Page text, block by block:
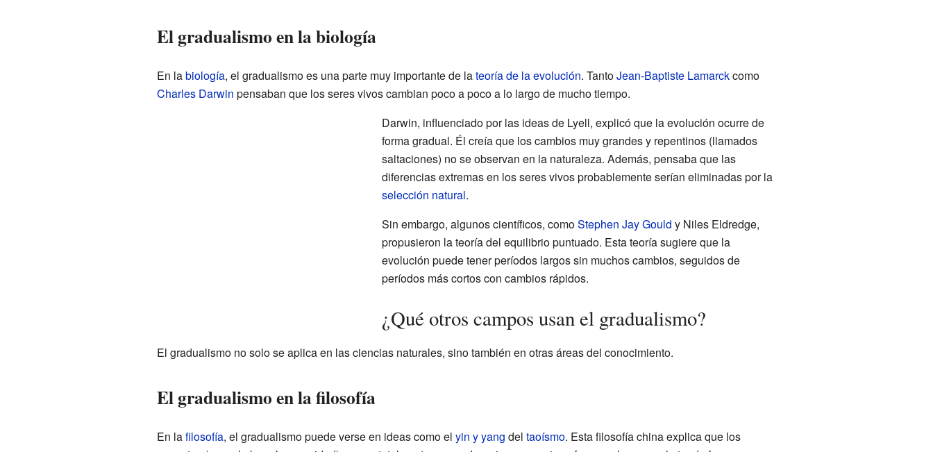
El gradualismo en la biología
En labiología, el gradualismo es una parte muy importante de lateoría de la evolución. TantoJean-Baptiste Lamarckcomo
Charles Darwin pensaban que los seres vivos cambian poco a poco a lo largo de mucho tiempo.
Darwin, influenciado por las ideas de Lyell, explicó que la evolución ocurre de
forma gradual. Él creía que los cambios muy grandes y repentinos (llamados
saltaciones) no se observan en la naturaleza. Además, pensaba que las
diferencias extremas en los seres vivos probablemente serían eliminadas por la
selección natural.
Sin embargo, algunos científicos, comoStephen Jay Gould y Niles Eldredge,
propusieron la teoría del equilibrio puntuado. Esta teoría sugiere que la
evolución puede tener períodos largos sin muchos cambios, seguidos de
períodos más cortos con cambios rápidos.
¿Qué otros campos usan el gradualismo?
El gradualismo no solo se aplica en las ciencias naturales, sino también en otras áreas del conocimiento.
El gradualismo en la filosofía
En lafilosofía, el gradualismo puede verse en ideas como el yin y yang del taoísmo. Esta filosofía china explica que los